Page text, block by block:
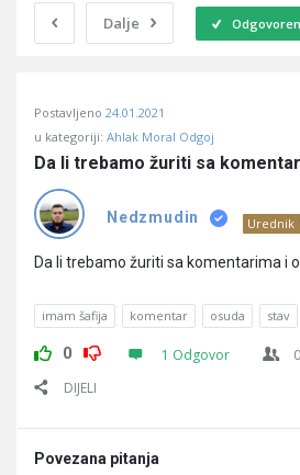
Dalje
Učene
Latest
Pitanja
Postavljeno 24.01.2021
u kategoriji: Ahlak Moral Odgoj
Da li trebamo žuriti sa
Nedzmudin Urednik
Da li trebamo žuriti sa komentarima i
imam šafija komentar osuda stav
0 1 Odgovor 0
DIJELI
Povezana pitanja